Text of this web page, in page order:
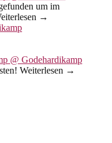
um im
→
Weiterlesen →